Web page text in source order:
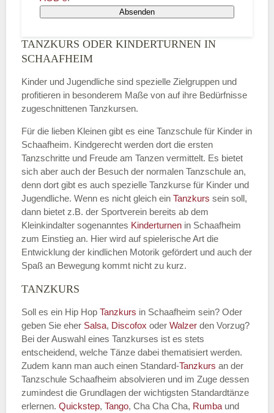
Absenden
TANZKURS ODER KINDERTURNEN IN
SCHAAFHEIM
Kinder und Jugendliche sind spezielle Zielgruppen und
profitieren in besonderem Maße von auf ihre Bedürfnisse
zugeschnittenen Tanzkursen.
Für die lieben Kleinen gibt es eine Tanzschule für Kinder in
Schaafheim. Kindgerecht werden dort die ersten
Tanzschritte und Freude am Tanzen vermittelt. Es bietet
sich aber auch der Besuch der normalen Tanzschule an,
denn dort gibt es auch spezielle Tanzkurse für Kinder und
Jugendliche. Wenn es nicht gleich ein Tanzkurs sein soll,
dann bietet z.B. der Sportverein bereits ab dem
Kleinkindalter sogenanntes Kinderturnen in Schaafheim
zum Einstieg an. Hier wird auf spielerische Art die
Entwicklung der kindlichen Motorik gefördert und auch der
Spaß an Bewegung kommt nicht zu kurz.
TANZKURS
Soll es ein Hip Hop Tanzkurs in Schaafheim sein? Oder
geben Sie eher Salsa, Discofox oder Walzer den Vorzug?
Bei der Auswahl eines Tanzkurses ist es stets
entscheidend, welche Tänze dabei thematisiert werden.
Zudem kann man auch einen Standard-Tanzkurs an der
Tanzschule Schaafheim absolvieren und im Zuge dessen
zumindest die Grundlagen der wichtigsten Standardtänze
erlernen. Quickstep, Tango, Cha Cha Cha, Rumba und